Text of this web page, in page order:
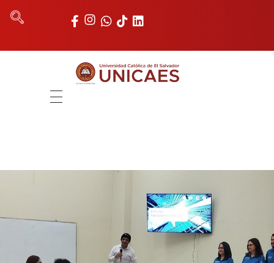
AUTORIDADES
FACULTADES
REGISTRO ACADÉMICO
UNIDADES